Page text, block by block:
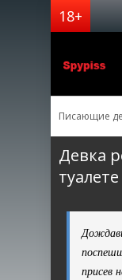
Писающие
Девка
присев